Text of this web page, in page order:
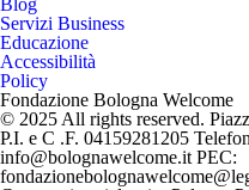
Blog
Servizi Business
Educazione
Accessibilità
Policy
Fondazione Bologna Welcome
© 2025 All rights reserved.
P.I. e C .F. 04159281205
info@bolognawelcome.it PEC: